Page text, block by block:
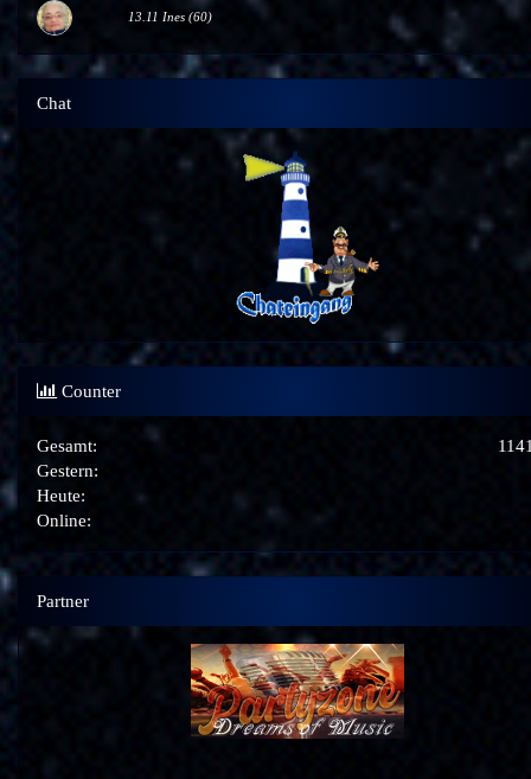
13.11 Ines (60)
Chat
Counter
Gesamt:
Gestern:
Heute:
Online:
Partner